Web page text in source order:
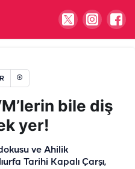
bile diş
yer!
ve Ahilik
Tarihi Kapalı Çarşı,
dolar ve euro